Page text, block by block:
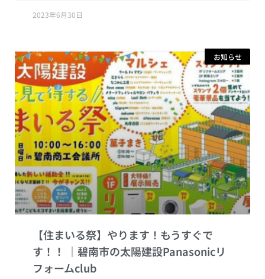
2023年6月30日
お知らせ
【住まいる祭】やります！もうすぐで
す！！